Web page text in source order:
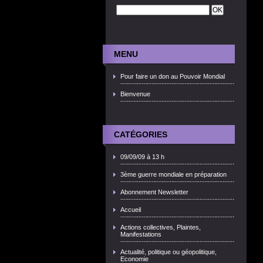
MENU
Pour faire un don au Pouvoir Mondial
Bienvenue
CATÉGORIES
09/09/09 à 13 h
3ème guerre mondiale en préparation
Abonnement Newsletter
Accueil
Actions collectives, Plaintes,
Manifestations
Actualité, politique ou géopolitique,
Economie